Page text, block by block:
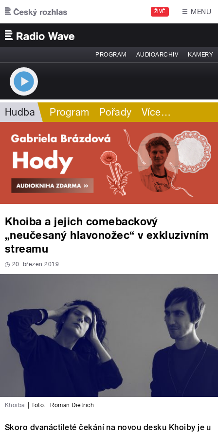
Přejít k hlavnímu obsahu
ŽIVĚ MENU
PROGRAM AUDIOARCHIV KAMERY
Hudba Program Pořady Více…
Khoiba a jejich comebackový
„neučesaný hlavonožec“ v exkluzivním
streamu
20. březen 2019
Khoiba foto: Roman Dietrich
Skoro dvanáctileté čekání na novou desku Khoiby je u